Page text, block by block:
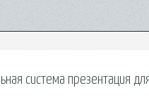
система презентация